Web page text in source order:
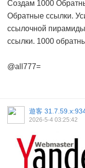
Создам 1000
Обратные ссылки.
ссылочной
ссылки. 1000
@all777=
遊客
2026-5-4 03:25:42